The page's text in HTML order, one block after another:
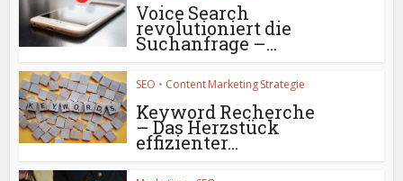
Voice Search
revolutioniert die
Suchanfrage –...
SEO • Content Marketing Strategie
Keyword Recherche
– Das Herzstück
effizienter...